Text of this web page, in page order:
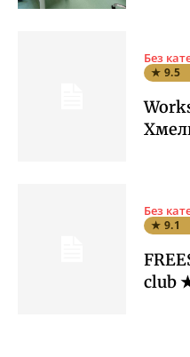
Без
★ 9.5
Без
★ 9.1
club